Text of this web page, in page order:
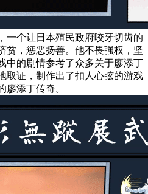
一个让日本殖民政府咬牙切齿的
贫，惩恶扬善。他不畏强权，坚
中的剧情参考了众多关于廖添丁
取证，制作出了扣人心弦的游戏
廖添丁传奇。